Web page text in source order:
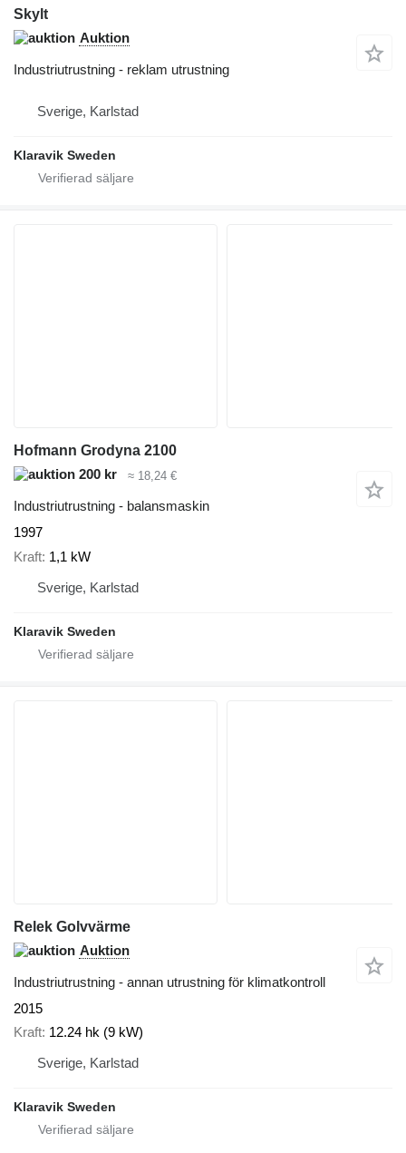
Skylt
Auktion
Industriutrustning - reklam utrustning
Sverige, Karlstad
Klaravik Sweden
Hofmann Grodyna 2100
200 kr
≈ 18,24 €
Industriutrustning - balansmaskin
1997
Kraft 1,1 kW
Sverige, Karlstad
Klaravik Sweden
Relek Golvvärme
Auktion
Industriutrustning - annan utrustning för klimatkontroll
2015
Kraft 12.24 hk (9 kW)
Sverige, Karlstad
Klaravik Sweden